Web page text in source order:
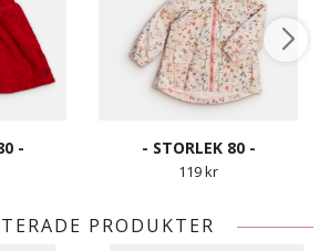
- - STORLEK 80 -
119 kr
PRODUKTER